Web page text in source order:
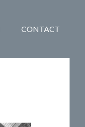
CONTACT